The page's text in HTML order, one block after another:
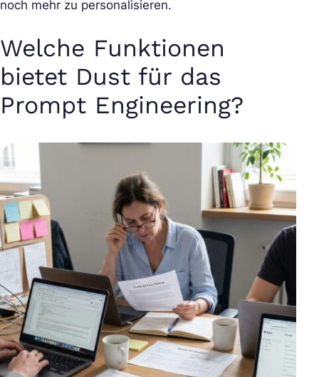
noch mehr zu personalisieren.
Welche Funktionen
bietet Dust für das
Prompt Engineering?